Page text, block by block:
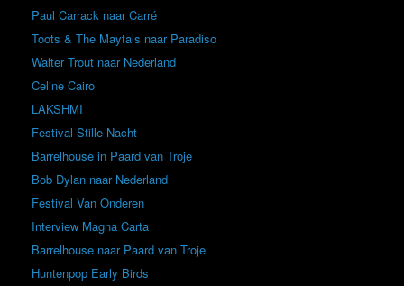
Paul Carrack naar Carré
Toots & The Maytals naar Paradiso
Walter Trout naar Nederland
Celine Cairo
LAKSHMI
Festival Stille Nacht
Barrelhouse in Paard van Troje
Bob Dylan naar Nederland
Festival Van Onderen
Interview Magna Carta
Barrelhouse naar Paard van Troje
Huntenpop Early Birds